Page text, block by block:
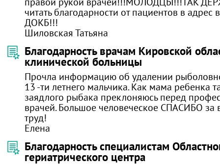
читать благодарности от пациентов в адрес
ДОКБ!!!
Шиловская Татьяна
Благодарность врачам Кировской
клинической больницы
Прочла информацию об удалении
13 -ти летнего мальчика. Как мама ребенка
заядлого рыбака преклоняюсь перед
врачей. Большое человеческое СПАСИБО за
труд!
Елена
Благодарность специалистам
гериатрического центра